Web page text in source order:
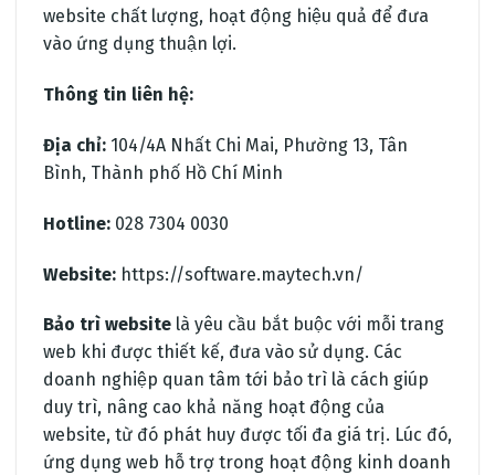
website chất lượng, hoạt động hiệu quả để đưa
vào ứng dụng thuận lợi.
Thông tin liên hệ:
Địa chỉ: 104/4A Nhất Chi Mai, Phường 13, Tân
Bình, Thành phố Hồ Chí Minh
Hotline: 028 7304 0030
Website: https://software.maytech.vn/
Bảo trì website là yêu cầu bắt buộc với mỗi trang
web khi được thiết kế, đưa vào sử dụng. Các
doanh nghiệp quan tâm tới bảo trì là cách giúp
duy trì, nâng cao khả năng hoạt động của
website, từ đó phát huy được tối đa giá trị. Lúc đó,
ứng dụng web hỗ trợ trong hoạt động kinh doanh